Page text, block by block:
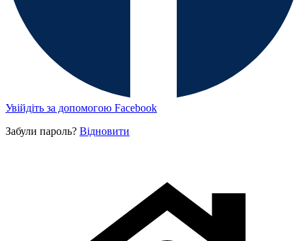
Увійдіть за допомогою Facebook
Забули пароль? Відновити